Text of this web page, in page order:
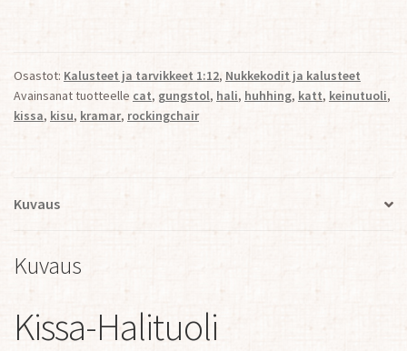
Osastot: Kalusteet ja tarvikkeet 1:12, Nukkekodit ja kalusteet
Avainsanat tuotteelle cat, gungstol, hali, huhhing, katt, keinutuoli,
kissa, kisu, kramar, rockingchair
Kuvaus
Kuvaus
Kissa-Halituoli